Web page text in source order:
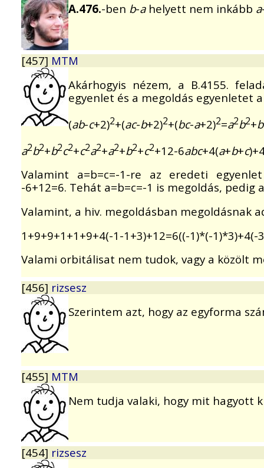
A.476.-ben b-ahelyett nem inkább a
[457] MTM
Akárhogyis nézem, a B.4155.
egyenlet és a megoldás egyenletet
(ab-c+2)2+(ac-b+2)2+(bc-a+2)2=a2b2+b
a2b2+b2c2+c2a2+a2+b2+c2+12-6abc+4(a+b+c
Valamint a=b=c=-1-re az eredeti
-6+12=6. Tehát a=b=c=-1 is megoldás,
Valamint, a hiv. megoldásban megoldásnak
1+9+9+1+1+9+4(-1-1+3)+12=6((-1)*(-
Valami orbitálisat nem tudok, vagy a közölt
[456] rizsesz
Szerintem azt, hogy az egyforma
[455] MTM
Nem tudja valaki, hogy mit hagyott
[454] rizsesz